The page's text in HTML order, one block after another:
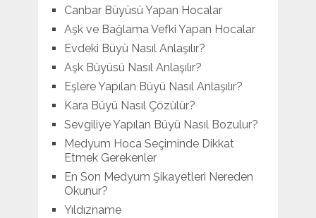
Canbar Büyüsü Yapan Hocalar
Aşk ve Bağlama Vefki Yapan Hocalar
Evdeki Büyü Nasıl Anlaşılır?
Aşk Büyüsü Nasıl Anlaşılır?
Eşlere Yapılan Büyü Nasıl Anlaşılır?
Kara Büyü Nasıl Çözülür?
Sevgiliye Yapılan Büyü Nasıl Bozulur?
Medyum Hoca Seçiminde Dikkat
Etmek Gerekenler
En Son Medyum Şikayetleri Nereden
Okunur?
Yıldızname